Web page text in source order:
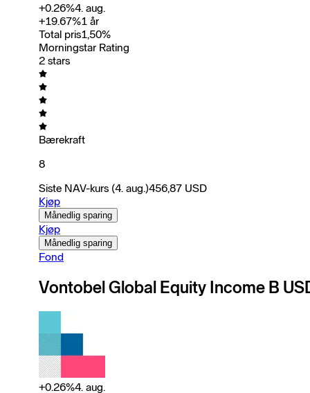
+0.26%4. aug.
+19.67%1 år
Total pris1,50%
Morningstar Rating
2 stars
Bærekraft
8
Siste NAV-kurs (4. aug.)456,87 USD
Kjøp
Månedlig sparing
Kjøp
Månedlig sparing
Fond
Vontobel Global Equity Income B
+0.26%4. aug.